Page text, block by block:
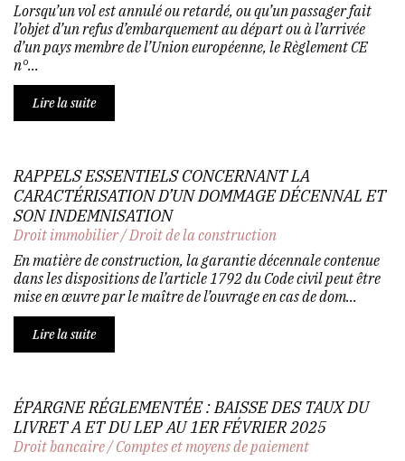
Lorsqu’un vol est annulé ou retardé, ou qu’un passager fait
l’objet d’un refus d’embarquement au départ ou à l’arrivée
d’un pays membre de l’Union européenne, le Règlement CE
n°...
Lire la suite
RAPPELS ESSENTIELS CONCERNANT LA
CARACTÉRISATION D’UN DOMMAGE DÉCENNAL ET
SON INDEMNISATION
Droit immobilier/Droit de la construction
En matière de construction, la garantie décennale contenue
dans les dispositions de l’article 1792 du Code civil peut être
mise en œuvre par le maître de l’ouvrage en cas de dom...
Lire la suite
ÉPARGNE RÉGLEMENTÉE : BAISSE DES TAUX DU
LIVRET A ET DU LEP AU 1ER FÉVRIER 2025
Droit bancaire/Comptes et moyens de paiement